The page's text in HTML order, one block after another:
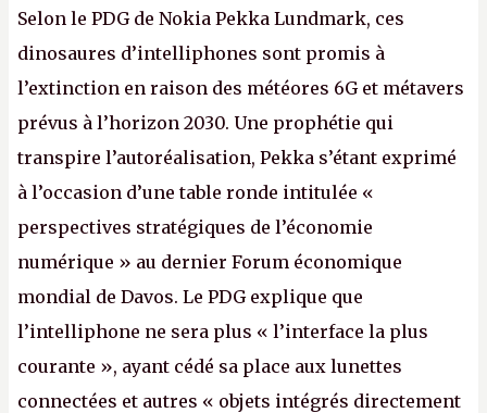
Selon le PDG de Nokia Pekka Lundmark, ces
dinosaures d’intelliphones sont promis à
l’extinction en raison des météores 6G et métavers
prévus à l’horizon 2030. Une prophétie qui
transpire l’autoréalisation, Pekka s’étant exprimé
à l’occasion d’une table ronde intitulée «
perspectives stratégiques de l’économie
numérique » au dernier Forum économique
mondial de Davos. Le PDG explique que
l’intelliphone ne sera plus « l’interface la plus
courante », ayant cédé sa place aux lunettes
connectées et autres « objets intégrés directement